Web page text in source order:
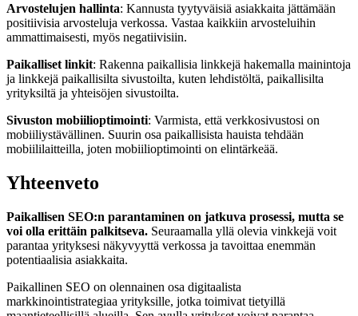
Arvostelujen hallinta: Kannusta tyytyväisiä asiakkaita jättämään
positiivisia arvosteluja verkossa. Vastaa kaikkiin arvosteluihin
ammattimaisesti, myös negatiivisiin.
Paikalliset linkit: Rakenna paikallisia linkkejä hakemalla mainintoja
ja linkkejä paikallisilta sivustoilta, kuten lehdistöltä, paikallisilta
yrityksiltä ja yhteisöjen sivustoilta.
Sivuston mobiilioptimointi: Varmista, että verkkosivustosi on
mobiiliystävällinen. Suurin osa paikallisista hauista tehdään
mobiililaitteilla, joten mobiilioptimointi on elintärkeää.
Yhteenveto
Paikallisen SEO:n parantaminen on jatkuva prosessi, mutta se
voi olla erittäin palkitseva. Seuraamalla yllä olevia vinkkejä voit
parantaa yrityksesi näkyvyyttä verkossa ja tavoittaa enemmän
potentiaalisia asiakkaita.
Paikallinen SEO on olennainen osa digitaalista
markkinointistrategiaa yrityksille, jotka toimivat tietyillä